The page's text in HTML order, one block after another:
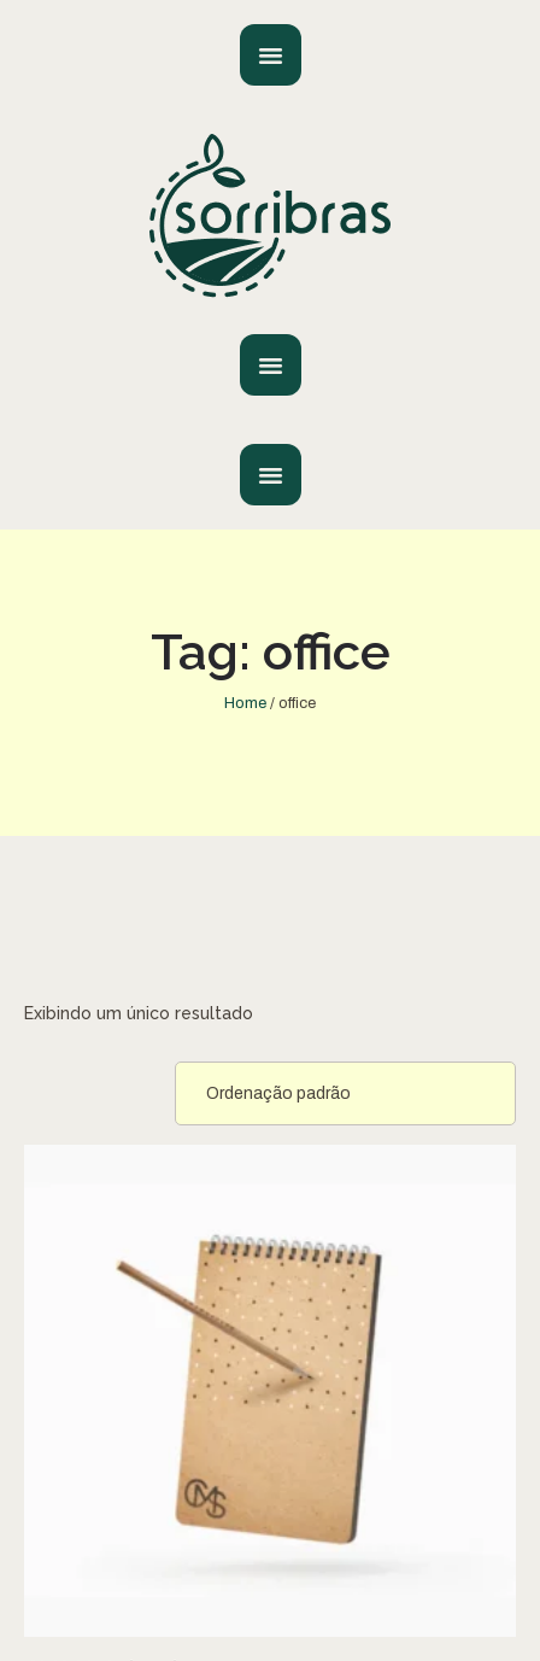
Tag: office
Home / office
Exibindo um único resultado